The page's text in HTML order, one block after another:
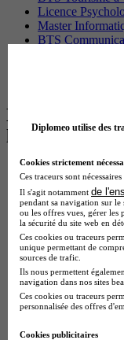
Licence
Master
BTS
Les intitulés
les plus
BTS Esf en
BTS Dietetique
BTS Mco en
BTS Pi en
BTS Sp3s en
Master CCA en
BTS Ndrc en
BTS Sam en
Cap Fleuriste en
BTS Sio en
MSc Marketing
Diplomeo utilise des
Cookies strictement
Ces traceurs sont
Il s'agit notamment de
pendant sa navigation sur le
ou les offres vues, gérer les
la sécurité du site web en
Ces cookies ou traceurs
unique permettant de
sources de trafic.
Ils nous permettent
navigation dans nos sites
Ces cookies ou traceurs
personnalisée des offres
Cookies publicitaires